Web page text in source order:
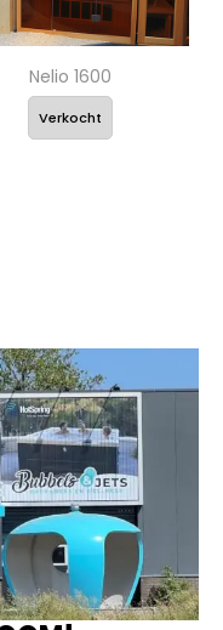
Nelio 1600
Verkocht